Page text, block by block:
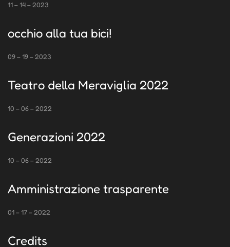
11 – 14 – 2023
occhio alla tua bici!
09 – 19 – 2023
Teatro della Meraviglia 2022
10 – 06 – 2022
Generazioni 2022
10 – 06 – 2022
Amministrazione trasparente
01 – 17 – 2022
Credits